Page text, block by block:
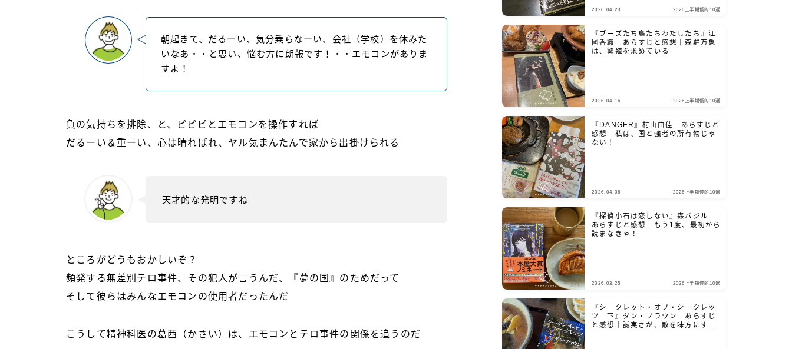
朝起きて、だるーい、気分乗らなーい、会社（学校）を休みた
いなあ・・と思い、悩む方に朗報です！・・エモコンがありま
すよ！
負の気持ちを排除、と、ピピピとエモコンを操作すれば
だるーい＆重ーい、心は晴ればれ、ヤル気まんたんで家から出掛けられる
天才的な発明ですね
ところがどうもおかしいぞ？
頻発する無差別テロ事件、その犯人が言うんだ、『夢の国』のためだって
そして彼らはみんなエモコンの使用者だったんだ
こうして精神科医の葛西（かさい）は、エモコンとテロ事件の関係を追うのだ
2026.04.23 2026上半期僕的10選
『ブーズたち鳥たちわたしたち』江
國香織 あらすじと感想｜森羅万象
は、繁殖を求めている
2026.04.16 2026上半期僕的10選
『DANGER』村山由佳 あらすじと
感想｜私は、国と強者の所有物じゃ
ない！
2026.04.06 2026上半期僕的10選
『探偵小石は恋しない』森バジル
あらすじと感想｜もう1度、最初から
読まなきゃ！
2026.03.25 2026上半期僕的10選
『シークレット・オブ・シークレッ
ツ 下』ダン・ブラウン あらすじ
と感想｜誠実さが、敵を味方にする